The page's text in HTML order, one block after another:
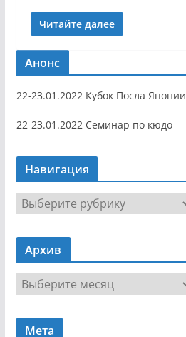
Читайте далее
Анонс
22-23.01.2022 Кубок Посла Японии
22-23.01.2022 Семинар по кюдо
Навигация
Н
а
в
г
Архив
р
х
Мета